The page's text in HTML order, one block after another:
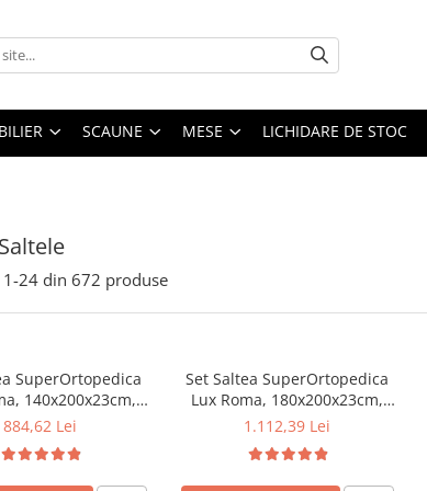
SCAUNE MESE LICHIDARE DE STOC
1-24 din 672 produse
SuperOrtopedica
140x200x23cm,
cu plasa arcuri
perimetral, Saltex
perne matlasate
884,62 Lei
Set Saltea SuperOrtopedica
Lux Roma, 180x200x23cm,
fermitate tare, cu plasa arcuri
aerisire perimetral, Saltex,
plus 2 perne matlasate
1.112,39 Lei